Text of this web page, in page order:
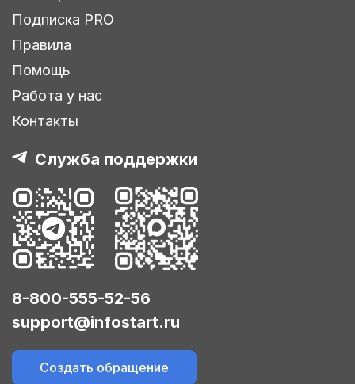
Подписка PRO
Правила
Помощь
Работа у нас
Контакты
Служба поддержки
8-800-555-52-56
support@infostart.ru
Создать обращение